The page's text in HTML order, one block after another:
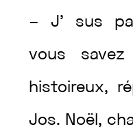
–J’ sus
vous savez
histoireux,
Jos. Noël ,